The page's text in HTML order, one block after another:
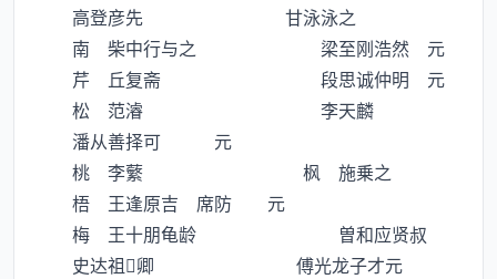
高登彦先 甘泳泳之
南 柴中行与之 梁至刚浩然 元
芹 丘复斋 段思诚仲明 元
松 范濬 李天麟
潘从善择可 元
桃 李蘩 枫 施乗之
梧 王逢原吉 席防 元
梅 王十朋龟龄 曽和应贤叔
史达祖卿 傅光龙子才元